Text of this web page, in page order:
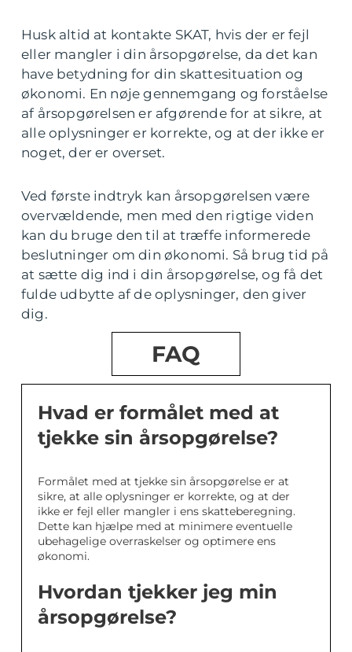
Husk altid at kontakte SKAT, hvis der er fejl
eller mangler i din årsopgørelse, da det kan
have betydning for din skattesituation og
økonomi. En nøje gennemgang og forståelse
af årsopgørelsen er afgørende for at sikre, at
alle oplysninger er korrekte, og at der ikke er
noget, der er overset.
Ved første indtryk kan årsopgørelsen være
overvældende, men med den rigtige viden
kan du bruge den til at træffe informerede
beslutninger om din økonomi. Så brug tid på
at sætte dig ind i din årsopgørelse, og få det
fulde udbytte af de oplysninger, den giver
dig.
FAQ
Hvad er formålet med at
tjekke sin årsopgørelse?
Formålet med at tjekke sin årsopgørelse er at
sikre, at alle oplysninger er korrekte, og at der
ikke er fejl eller mangler i ens skatteberegning.
Dette kan hjælpe med at minimere eventuelle
ubehagelige overraskelser og optimere ens
økonomi.
Hvordan tjekker jeg min
årsopgørelse?